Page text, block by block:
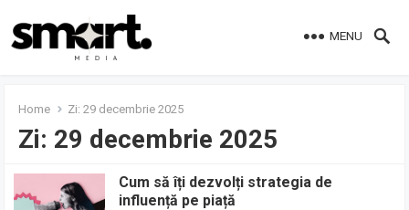
MENU
Home Zi:29 decembrie 2025
Zi: 29 decembrie 2025
Cum să îți dezvolți strategia de
influență pe piață